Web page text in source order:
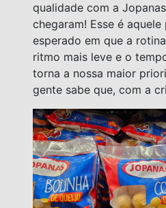
qualidade com a
chegaram! Esse é
esperado em que a
ritmo mais leve e o
torna a nossa maior
gente sabe que, com a